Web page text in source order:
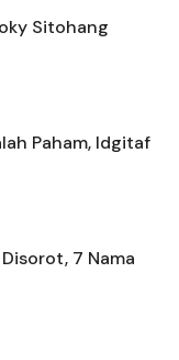
Sitohang
Paham, Idgitaf
7 Nama